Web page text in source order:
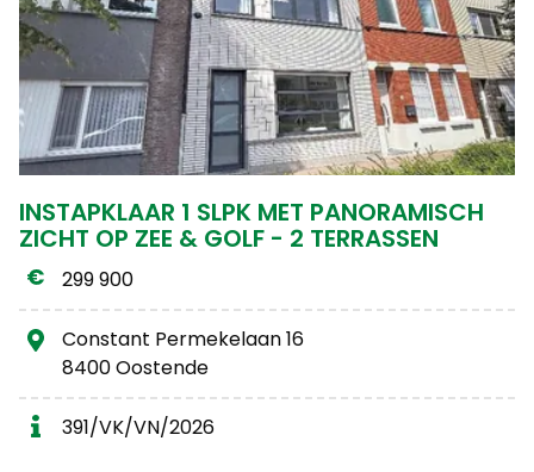
INSTAPKLAAR 1 SLPK MET PANORAMISCH
ZICHT OP ZEE & GOLF - 2 TERRASSEN
299 900
Constant Permekelaan 16
8400 Oostende
391/VK/VN/2026